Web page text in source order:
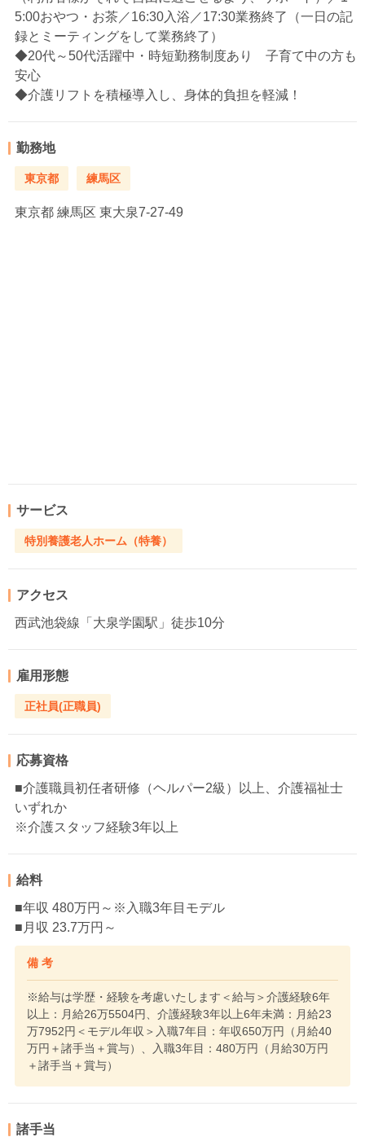
5:00おやつ・お茶／16:30入浴／17:30業務終了（一日の記
録とミーティングをして業務終了）
◆20代～50代活躍中・時短勤務制度あり 子育て中の方も
安心
◆介護リフトを積極導入し、身体的負担を軽減！
勤務地
東京都 練馬区
東京都 練馬区 東大泉7-27-49
サービス
特別養護老人ホーム（特養）
アクセス
西武池袋線「大泉学園駅」徒歩10分
雇用形態
正社員(正職員)
応募資格
■介護職員初任者研修（ヘルパー2級）以上、介護福祉士
いずれか
※介護スタッフ経験3年以上
給料
■年収 480万円～※入職3年目モデル
■月収 23.7万円～
備 考
※給与は学歴・経験を考慮いたします＜給与＞介護経験6年
以上：月給26万5504円、介護経験3年以上6年未満：月給23
万7952円＜モデル年収＞入職7年目：年収650万円（月給40
万円＋諸手当＋賞与）、入職3年目：480万円（月給30万円
＋諸手当＋賞与）
諸手当